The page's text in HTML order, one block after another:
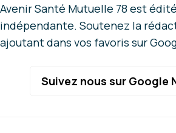
Avenir Santé Mutuelle 78 est
indépendante. Soutenez la
ajoutant dans vos favoris sur
Suivez nous sur Google